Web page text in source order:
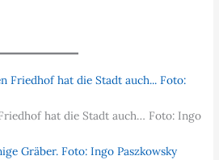
hat die Stadt auch… Foto: Ingo